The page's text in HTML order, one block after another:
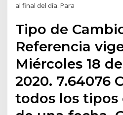
al final del día. Para
Tipo de
Referencia
Miércoles 18
2020. 7.64076
todos los tipos